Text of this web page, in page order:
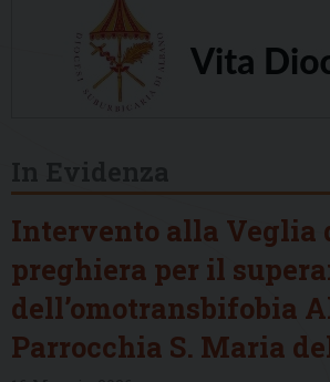
Intervento alla Veglia
preghiera per il
dell’omotransbifobia
Parrocchia S. Maria